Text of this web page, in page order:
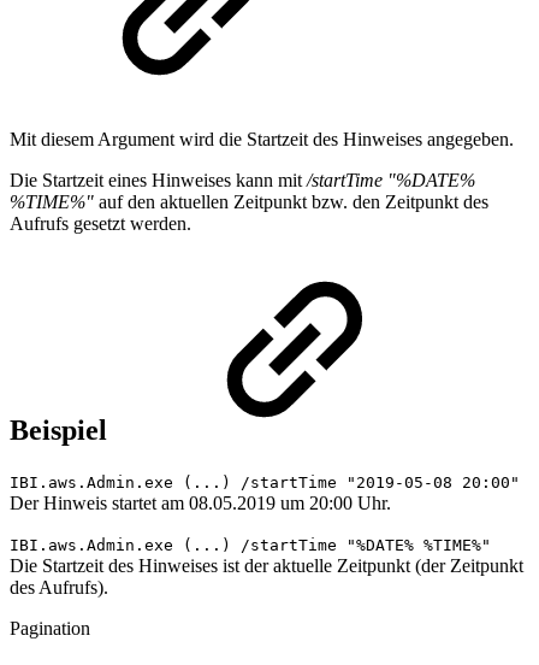
Mit diesem Argument wird die Startzeit des Hinweises angegeben.
Die Startzeit eines Hinweises kann mit /startTime "%DATE%
%TIME%" auf den aktuellen Zeitpunkt bzw. den Zeitpunkt des
Aufrufs gesetzt werden.
Beispiel
IBI.aws.Admin.exe (...) /startTime "2019-05-08 20:00"
Der Hinweis startet am 08.05.2019 um 20:00 Uhr.
IBI.aws.Admin.exe (...) /startTime "%DATE% %TIME%"
Die Startzeit des Hinweises ist der aktuelle Zeitpunkt (der Zeitpunkt
des Aufrufs).
Pagination